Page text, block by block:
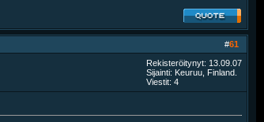
#61
Rekisteröitynyt: 13.09.07
Sijainti: Keuruu, Finland.
Viestit: 4